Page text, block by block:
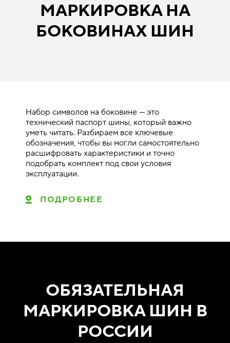
МАРКИРОВКА НА
БОКОВИНАХ ШИН
Набор символов на боковине — это
технический паспорт шины, который важно
уметь читать. Разбираем все ключевые
обозначения, чтобы вы могли самостоятельно
расшифровать характеристики и точно
подобрать комплект под свои условия
эксплуатации.
ПОДРОБНЕЕ
ОБЯЗАТЕЛЬНАЯ
МАРКИРОВКА ШИН В
РОССИИ